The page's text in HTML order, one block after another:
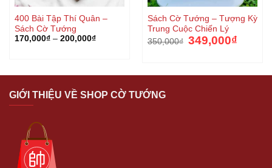
400 Bài Tập Thí Quân –
Sách Cờ Tướng
170,000₫– 200,000₫
Sách Cờ Tướng – Tượng Kỳ
Trung Cuộc Chiến Lý
350,000₫ Giá
gốc
349,000₫Giá
hiện
GIỚI THIỆU VỀ SHOP CỜ TƯỚNG